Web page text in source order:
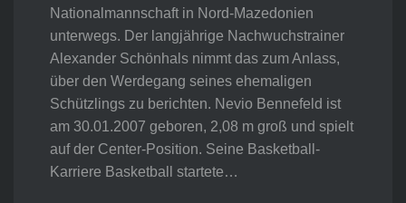
Nationalmannschaft in Nord-Mazedonien
unterwegs. Der langjährige Nachwuchstrainer
Alexander Schönhals nimmt das zum Anlass,
über den Werdegang seines ehemaligen
Schützlings zu berichten. Nevio Bennefeld ist
am 30.01.2007 geboren, 2,08 m groß und spielt
auf der Center-Position. Seine Basketball-
Karriere Basketball startete…